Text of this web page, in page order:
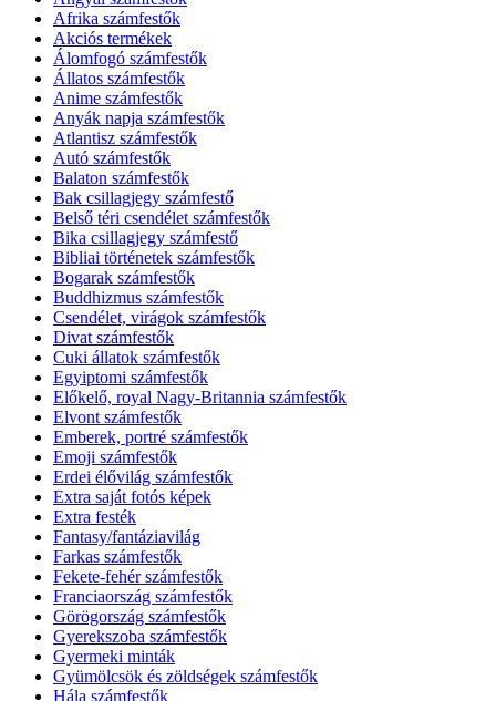
Afrika számfestők
Akciós termékek
Álomfogó számfestők
Állatos számfestők
Anime számfestők
Anyák napja számfestők
Atlantisz számfestők
Autó számfestők
Balaton számfestők
Bak csillagjegy számfestő
Belső téri csendélet számfestők
Bika csillagjegy számfestő
Bibliai történetek számfestők
Bogarak számfestők
Buddhizmus számfestők
Csendélet, virágok számfestők
Divat számfestők
Cuki állatok számfestők
Egyiptomi számfestők
Előkelő, royal Nagy-Britannia számfestők
Elvont számfestők
Emberek, portré számfestők
Emoji számfestők
Erdei élővilág számfestők
Extra saját fotós képek
Extra festék
Fantasy/fantáziavilág
Farkas számfestők
Fekete-fehér számfestők
Franciaország számfestők
Görögország számfestők
Gyerekszoba számfestők
Gyermeki minták
Gyümölcsök és zöldségek számfestők
Hála számfestők